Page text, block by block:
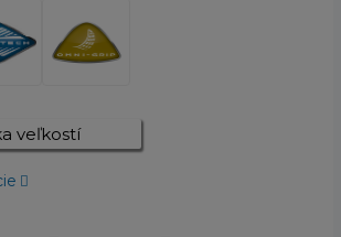
veľkostí